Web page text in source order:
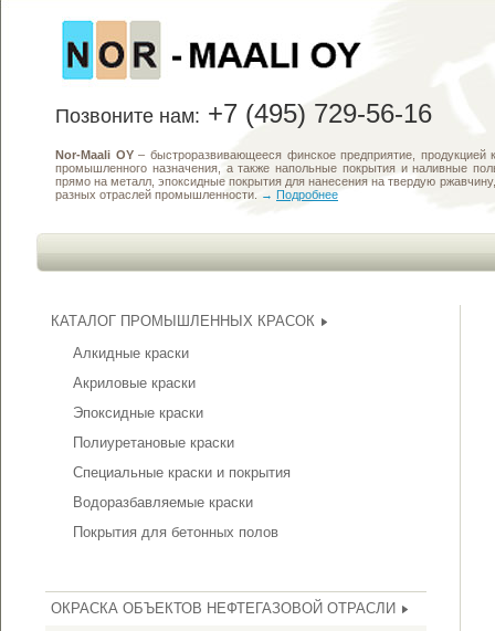
Позвоните нам: +7 (495) 729-56-16
Nor-Maali OY– быстроразвивающееся финское предприятие, продукцией
промышленного назначения, а также напольные покрытия и наливные
прямо на металл, эпоксидные покрытия для нанесения на твердую
разных отраслей промышленности.
→ Подробнее
КАТАЛОГ ПРОМЫШЛЕННЫХ КРАСОК
Алкидные краски
Акриловые краски
Эпоксидные краски
Полиуретановые краски
Специальные краски и покрытия
Водоразбавляемые краски
Покрытия для бетонных полов
ОКРАСКА ОБЪЕКТОВ НЕФТЕГАЗОВОЙ ОТРАСЛИ